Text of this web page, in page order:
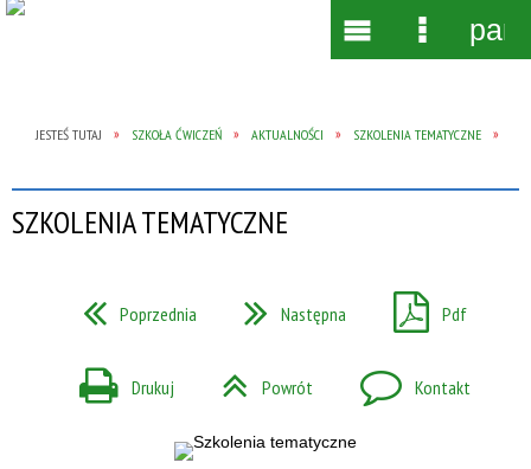
JESTEŚ TUTAJ SZKOŁA ĆWICZEŃ AKTUALNOŚCI SZKOLENIA TEMATYCZNE
SZKOLENIA TEMATYCZNE
Poprzednia Następna Pdf
Drukuj Powrót Kontakt
Wyszukiwarka
Narzędzia
MenuMenu